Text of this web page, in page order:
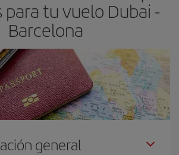
para tu vuelo Dubai -
Barcelona
general